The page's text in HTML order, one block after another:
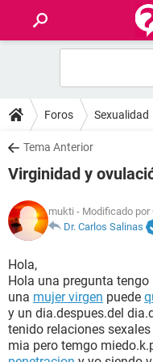
FOROS
SALUD
FAMILIA
NUTRICIÓN
BIENESTAR
SEXUALIDAD
GLOSARIO
Foros Sexualidad
Tema Anterior
Virginidad y
mukti - Modificado por
Dr. Carlos Salinas
Hola,
Hola una pregunta
una mujer virgen puede
y un dia.despues.del
tenido relaciones
mia pero temgo